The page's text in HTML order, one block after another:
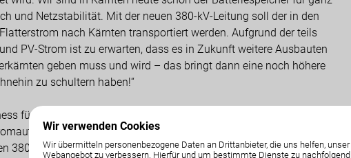
Wir verwenden Cookies
Wir übermitteln personenbezogene Daten an Drittanbieter, die uns helfen, unser
Webangebot zu verbessern. Hierfür und um bestimmte Dienste zu nachfolgend
und Netzstabilität. Mit der neuen 380-kV-Leitung soll der in den
nach Kärnten transportiert werden. Aufgrund der teils
PV-Strom ist zu erwarten, dass es in Zukunft weitere Ausbauten
geben muss und wird – das bringt dann eine noch höhere
zu schultern haben!“
für Kärnten und einheitliche und günstige Stromnetzkosten das
durch Kärnten überhaupt reden kann, so Angerer. Es
380-kV-Leitung eine Stromautobahn durch Kärnten errichtet wird -